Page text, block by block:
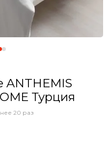
ANTHEMIS
Турция
20 раз